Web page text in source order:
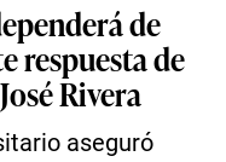
de
respuesta de
Rivera
aseguró